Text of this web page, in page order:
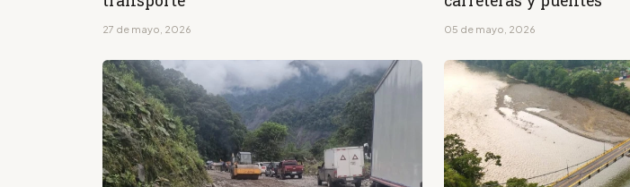
27 de mayo, 2026 05 de mayo, 2026